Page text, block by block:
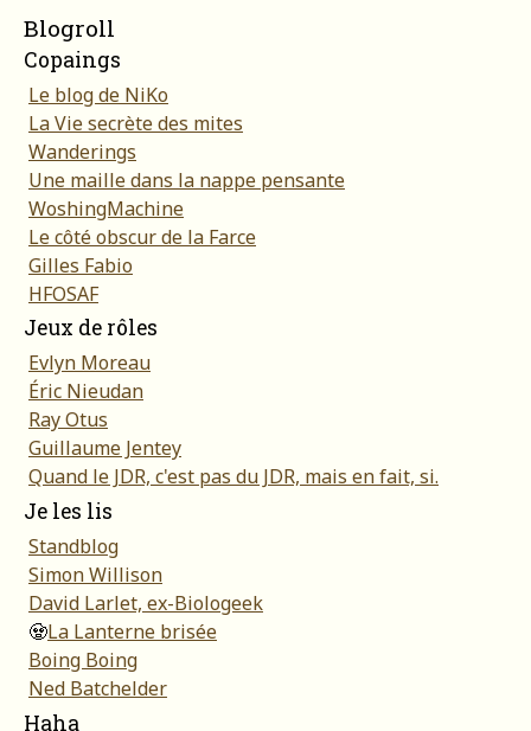
Blogroll
Copaings
Le blog de NiKo
La Vie secrète des mites
Wanderings
Une maille dans la nappe pensante
WoshingMachine
Le côté obscur de la Farce
Gilles Fabio
HFOSAF
Jeux de rôles
Evlyn Moreau
Éric Nieudan
Ray Otus
Guillaume Jentey
Quand le JDR, c'est pas du JDR, mais en fait, si.
Je les lis
Standblog
Simon Willison
David Larlet, ex-Biologeek
🧟La Lanterne brisée
Boing Boing
Ned Batchelder
Haha